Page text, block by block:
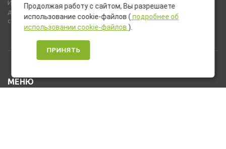
Используемые на сайте изображения товаров могут включать
дополнительное оборудование и компоненты, не входящие в
стандартную комплектацию товара.
МЕНЮ
Продолжая работу с сайтом, Вы разрешаете
использование cookie-файлов ( подробнее об
использовании cookie-файлов ).
ПРИНЯТЬ